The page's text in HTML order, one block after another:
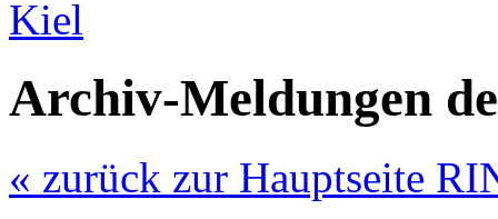
Archiv-Meldungen
« zurück zur Hauptseite